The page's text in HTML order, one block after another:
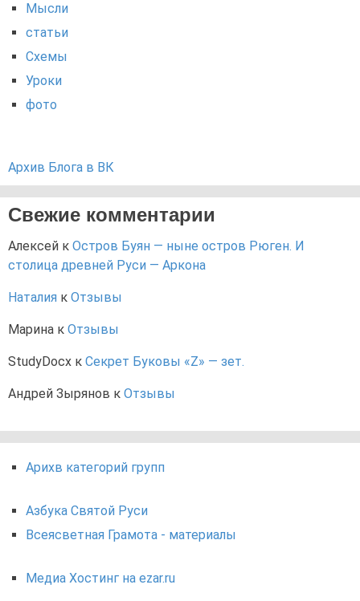
Мысли
статьи
Схемы
Уроки
фото
Архив Блога в ВК
Свежие комментарии
Алексей к Остров Буян — ныне остров Рюген. И
столица древней Руси — Аркона
Наталия к Отзывы
Марина к Отзывы
StudyDocx к Секрет Буковы «Z» — зет.
Андрей Зырянов к Отзывы
Арихв категорий групп
Азбука Святой Руси
Всеясветная Грамота - материалы
Медиа Хостинг на ezar.ru